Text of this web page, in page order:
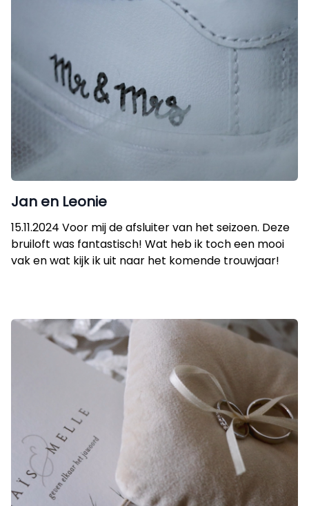
Jan en Leonie
15.11.2024 Voor mij de afsluiter van het seizoen. Deze
bruiloft was fantastisch! Wat heb ik toch een mooi
vak en wat kijk ik uit naar het komende trouwjaar!